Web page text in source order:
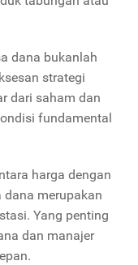
dana bukanlah
strategi
dari saham dan
fundamental
harga dengan
dana merupakan
Yang penting
dan manajer